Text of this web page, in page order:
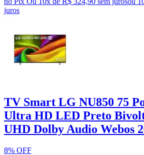
juros
TV Smart LG NU850 75
Ultra HD LED Preto
UHD Dolby Audio Webos
8% OFF